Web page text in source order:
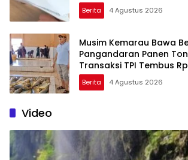
Berita 4 Agustus 2026
Musim Kemarau Bawa
Pangandaran Panen
Transaksi TPI Tembus
Berita 4 Agustus 2026
Video